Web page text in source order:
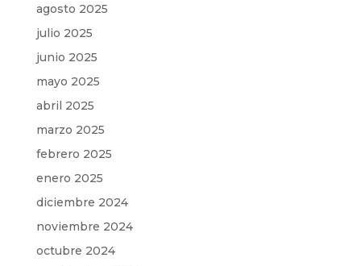
agosto 2025
julio 2025
junio 2025
mayo 2025
abril 2025
marzo 2025
febrero 2025
enero 2025
diciembre 2024
noviembre 2024
octubre 2024